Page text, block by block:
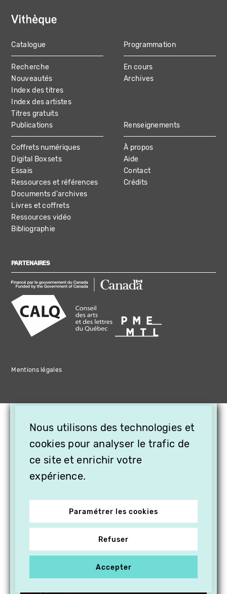
MAIN
NAVIGATION
Catalogue
Recherche
Nouveautés
Index des titres
Index des artistes
Titres gratuits
Programmation
En cours
Archives
Publications
Coffrets numériques
Digital Boxsets
Essais
Ressources et références
Documents d'archives
Livres et coffrets
Ressources vidéo
Bibliographie
Renseignements
À propos
Aide
Contact
Crédits
PARTENAIRES
Mentions légales
Nous utilisons des technologies et
cookies pour analyser le trafic de
ce site et enrichir votre
expérience.
Paramétrer les cookies
Refuser
Accepter
OFFREZ LA VIDÉO EN
CADEAU, ABONNEZ VOS
PROCHES À VITHÈQUE !